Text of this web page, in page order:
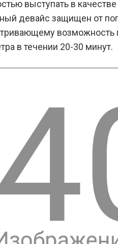
в
выступать в
девайс защищен от
возможность
в течении 20-30 минут.